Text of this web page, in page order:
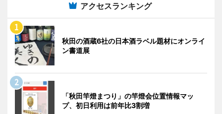
アクセスランキング
秋田の酒蔵6社の日本酒ラベル題材にオンライ
ン書道展
「秋田竿燈まつり」の竿燈会位置情報マッ
プ、初日利用は前年比3割増